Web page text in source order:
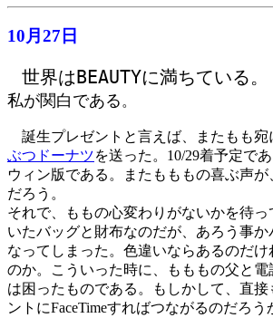
10月27日
世界はBEAUTYに満ちている。
私が関白である 。
誕生プレゼントと言えば、またもも宛
ぶつドーナツを送った。10/29着予定で
ウィン版である。またもももの喜ぶ声
だろう。
それで、ももの心変わりがないかを待
いたバッグと財布なのだが、あろう事か
なってしまった。色違いならあるのだけ
のか。こういった時に、もももの父と
は困ったものである。もしかして、直接
ントにFaceTimeすればつながるのだろう